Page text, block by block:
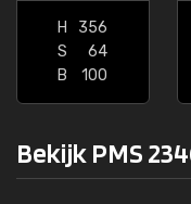
H
356
S
64
B
100
Bekijk PMS